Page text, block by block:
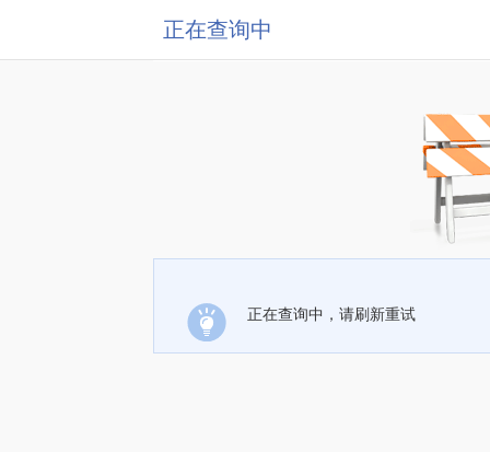
正在查询中
正在查询中，请刷新重试